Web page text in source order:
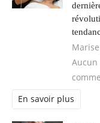
Marise
Aucun
En savoir plus